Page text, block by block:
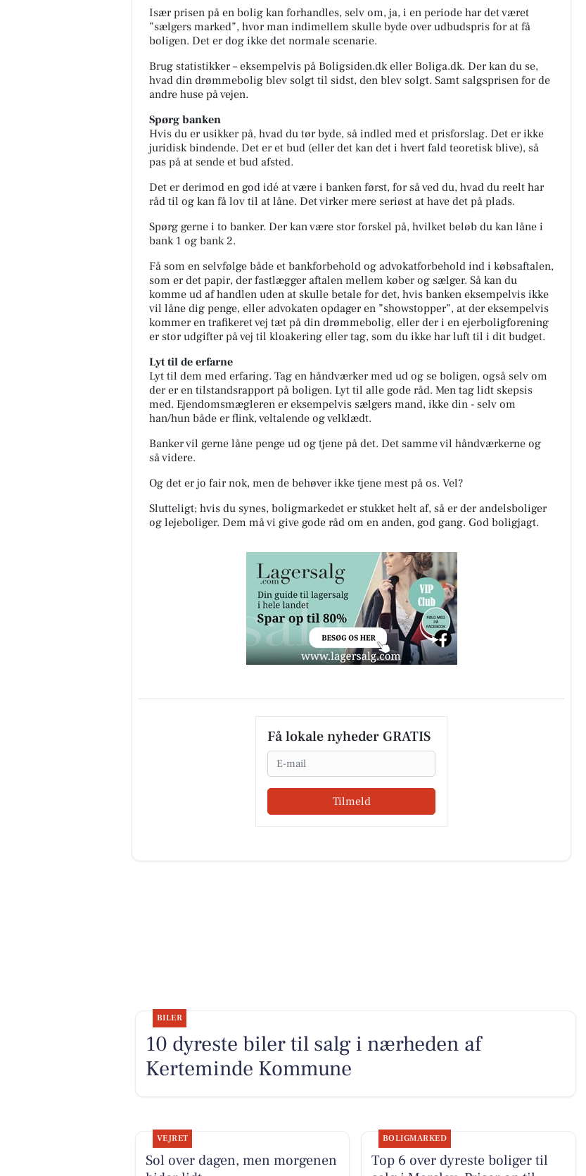
Især prisen på en bolig kan forhandles, selv om, ja, i en periode har det været
”sælgers marked”, hvor man indimellem skulle byde over udbudspris for at få
boligen. Det er dog ikke det normale scenarie.
Brug statistikker – eksempelvis på Boligsiden.dk eller Boliga.dk. Der kan du se,
hvad din drømmebolig blev solgt til sidst, den blev solgt. Samt salgsprisen for de
andre huse på vejen.
Spørg banken
Hvis du er usikker på, hvad du tør byde, så indled med et prisforslag. Det er ikke
juridisk bindende. Det er et bud (eller det kan det i hvert fald teoretisk blive), så
pas på at sende et bud afsted.
Det er derimod en god idé at være i banken først, for så ved du, hvad du reelt har
råd til og kan få lov til at låne. Det virker mere seriøst at have det på plads.
Spørg gerne i to banker. Der kan være stor forskel på, hvilket beløb du kan låne i
bank 1 og bank 2.
Få som en selvfølge både et bankforbehold og advokatforbehold ind i købsaftalen,
som er det papir, der fastlægger aftalen mellem køber og sælger. Så kan du
komme ud af handlen uden at skulle betale for det, hvis banken eksempelvis ikke
vil låne dig penge, eller advokaten opdager en ”showstopper”, at der eksempelvis
kommer en trafikeret vej tæt på din drømmebolig, eller der i en ejerboligforening
er stor udgifter på vej til kloakering eller tag, som du ikke har luft til i dit budget.
Lyt til de erfarne
Lyt til dem med erfaring. Tag en håndværker med ud og se boligen, også selv om
der er en tilstandsrapport på boligen. Lyt til alle gode råd. Men tag lidt skepsis
med. Ejendomsmægleren er eksempelvis sælgers mand, ikke din - selv om
han/hun både er flink, veltalende og velklædt.
Banker vil gerne låne penge ud og tjene på det. Det samme vil håndværkerne og
så videre.
Og det er jo fair nok, men de behøver ikke tjene mest på os. Vel?
Slutteligt; hvis du synes, boligmarkedet er stukket helt af, så er der andelsboliger
og lejeboliger. Dem må vi give gode råd om en anden, god gang. God boligjagt.
Få lokale nyheder GRATIS
Email
Tilmeld
BILER
10 dyreste biler til salg i nærheden af
Kerteminde Kommune
VEJRET
Sol over dagen, men morgenen
BOLIGMARKED
Top 6 over dyreste boliger til